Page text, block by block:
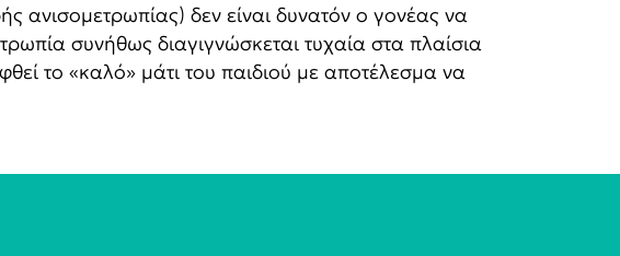
ανισομετρωπίας) δεν είναι δυνατόν ο γονέας να
συνήθως διαγιγνώσκεται τυχαία στα πλαίσια
το «καλό» μάτι του παιδιού με αποτέλεσμα να